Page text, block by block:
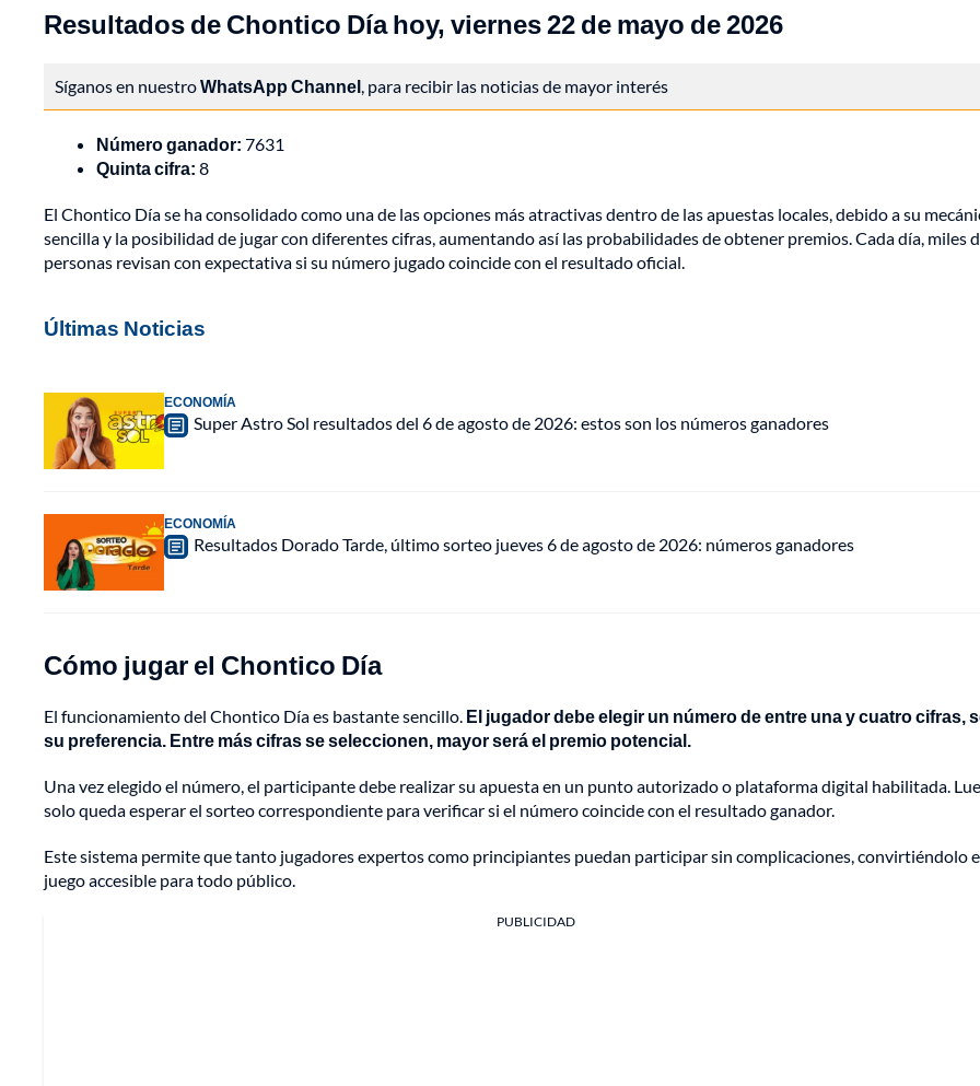
Resultados de Chontico Día hoy, viernes 22 de mayo de 2026
Síganos en nuestroWhatsApp Channel, para recibir las noticias de mayor interés
Número ganador: 7631
Quinta cifra: 8
El Chontico Día se ha consolidado como una de las opciones más atractivas dentro de las apuestas locales, debido a su
sencilla y la posibilidad de jugar con diferentes cifras, aumentando así las probabilidades de obtener premios. Cada día, miles
personas revisan con expectativa si su número jugado coincide con el resultado oficial.
Últimas Noticias
ECONOMÍA
Super Astro Sol resultados del 6 de agosto de 2026: estos son los números ganadores
ECONOMÍA
Resultados Dorado Tarde, último sorteo jueves 6 de agosto de 2026: números ganadores
Cómo jugar el Chontico Día
El funcionamiento del Chontico Día es bastante sencillo. El jugador debe elegir un número de entre una y cuatro cifras,
su preferencia. Entre más cifras se seleccionen, mayor será el premio potencial.
Una vez elegido el número, el participante debe realizar su apuesta en un punto autorizado o plataforma digital habilitada.
solo queda esperar el sorteo correspondiente para verificar si el número coincide con el resultado ganador.
Este sistema permite que tanto jugadores expertos como principiantes puedan participar sin complicaciones, convirtiéndolo
juego accesible para todo público.
PUBLICIDAD